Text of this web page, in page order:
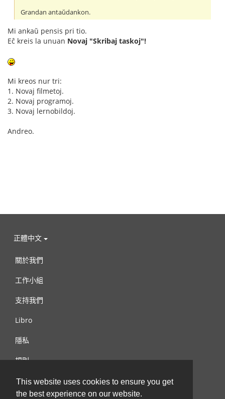
This website uses cookies to ensure you get
the best experience on our website.
Grandan antaŭdankon.
Mi ankaŭ pensis pri tio.
Eĉ kreis la unuan Novaj "Skribaj taskoj"!
Mi kreos nur tri:
1. Novaj filmetoj.
2. Novaj programoj.
3. Novaj lernobildoj.
Andreo.
正體中文
關於我們
工作小組
支持我們
Libro
隱私
規則
連絡我們